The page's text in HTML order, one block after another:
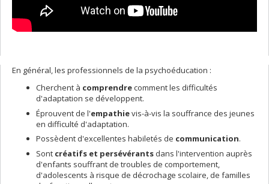
En général, les professionnels de la psychoéducation :
Cherchent à comprendrecomment les difficultés
d'adaptation se développent.
Éprouvent de l'empathievis-à-vis la souffrance des jeunes
en difficulté d'adaptation.
Possèdent d'excellentes habiletés de communication.
Sont créatifs et persévérants dans l'intervention auprès
d'enfants souffrant de troubles de comportement,
d'adolescents à risque de décrochage scolaire, de familles